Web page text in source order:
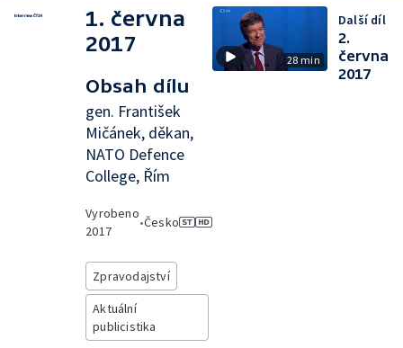
1. června
2017
Obsah dílu
gen. František
Mičánek, děkan,
NATO Defence
College, Řím
Vyrobeno
2017
•Česko
Zpravodajství
Aktuální
publicistika
28 min
Další díl
2.
června
2017